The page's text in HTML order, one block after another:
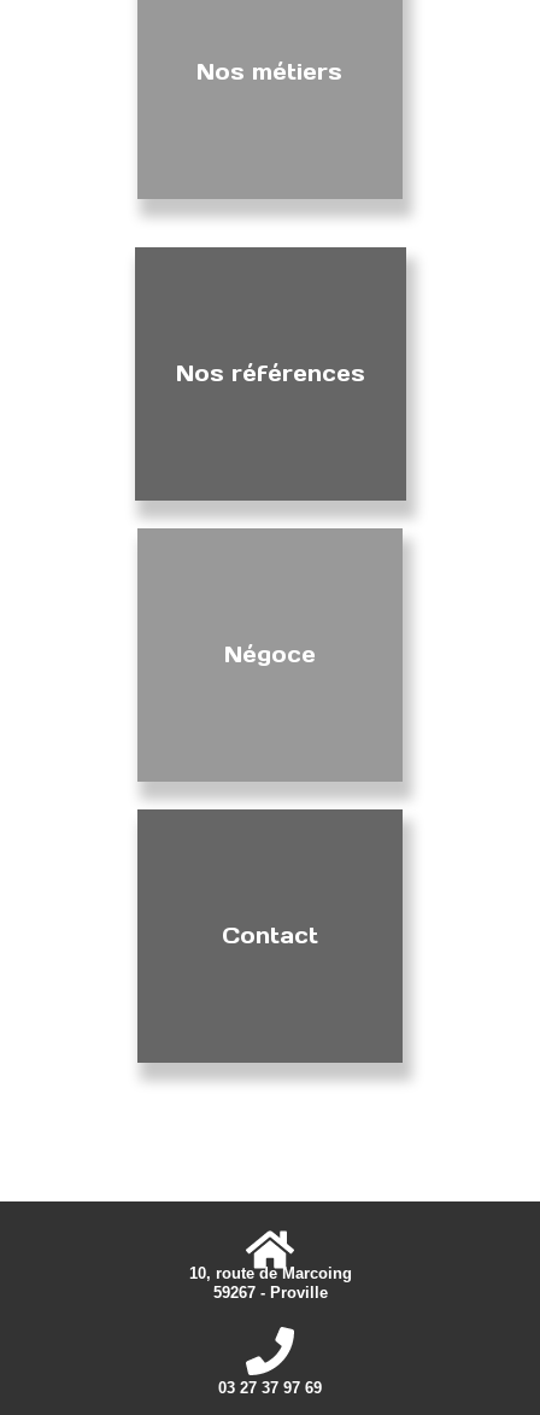
Nos métiers
Nos références
Négoce
Contact
10, route de Marcoing
59267 - Proville
03 27 37 97 69